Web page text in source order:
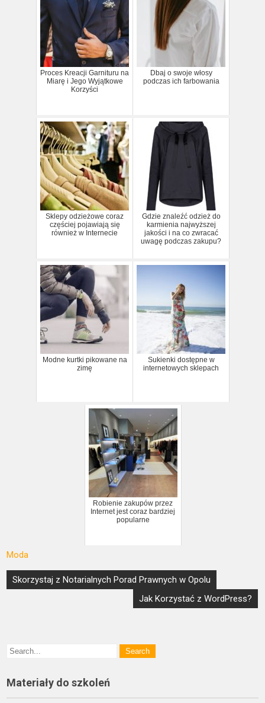
Proces Kreacji Garnituru na
Miarę i Jego Wyjątkowe
Korzyści
Dbaj o swoje włosy
podczas ich farbowania
Sklepy odzieżowe coraz
częściej pojawiają się
również w Internecie
Gdzie znaleźć odzież do
karmienia najwyższej
jakości i na co zwracać
uwagę podczas zakupu?
Modne kurtki pikowane na
zimę
Sukienki dostępne w
internetowych sklepach
Robienie zakupów przez
Internet jest coraz bardziej
popularne
Moda
Nawigacja
wpisu
Skorzystaj z Notarialnych Porad Prawnych w Opolu
Jak Korzystać z WordPress?
Materiały do szkoleń